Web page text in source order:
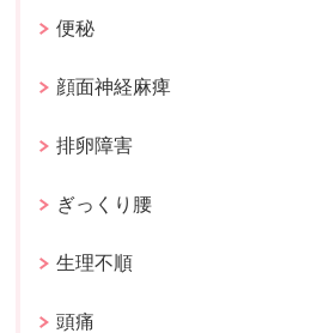
便秘
顔面神経麻痺
排卵障害
ぎっくり腰
生理不順
頭痛